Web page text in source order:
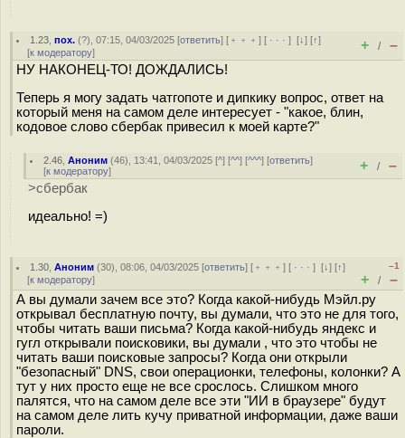
1.23 ,пох. (?), 07:15, 04/03/2025 [ответить] [ ﹢﹢﹢] [ · · ·][↓] [↑]
[к модератору] + / –
НУ НАКОНЕЦ-ТО! ДОЖДАЛИСЬ!
Теперь я могу задать чатгопоте и дипкику вопрос, ответ на
который меня на самом деле интересует - "какое, блин,
кодовое слово сбербак привесил к моей карте?"
2.46 ,Аноним (46), 13:41, 04/03/2025 [^] [^^] [^^^] [ответить]
[к модератору] + / –
>сбербак
идеально! =)
1.30 ,Аноним (30), 08:06, 04/03/2025 [ответить] [ ﹢﹢﹢] [ · · ·][↓] [↑]
[к модератору]
–1
+ / –
А вы думали зачем все это? Когда какой-нибудь Мэйл.ру
открывал бесплатную почту, вы думали, что это не для того,
чтобы читать ваши письма? Когда какой-нибудь яндекс и
гугл открывали поисковики, вы думали , что это чтобы не
читать ваши поисковые запросы? Когда они открыли
"безопасный" DNS, свои операционки, телефоны, колонки? А
тут у них просто еще не все срослось. Слишком много
палятся, что на самом деле все эти "ИИ в браузере" будут
на самом деле лить кучу приватной информации, даже ваши
пароли.